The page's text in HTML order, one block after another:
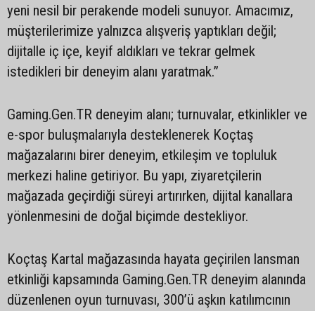
yeni nesil bir perakende modeli sunuyor. Amacımız,
müşterilerimize yalnızca alışveriş yaptıkları değil;
dijitalle iç içe, keyif aldıkları ve tekrar gelmek
istedikleri bir deneyim alanı yaratmak.”
Gaming.Gen.TR deneyim alanı; turnuvalar, etkinlikler ve
e-spor buluşmalarıyla desteklenerek Koçtaş
mağazalarını birer deneyim, etkileşim ve topluluk
merkezi haline getiriyor. Bu yapı, ziyaretçilerin
mağazada geçirdiği süreyi artırırken, dijital kanallara
yönlenmesini de doğal biçimde destekliyor.
Koçtaş Kartal mağazasında hayata geçirilen lansman
etkinliği kapsamında Gaming.Gen.TR deneyim alanında
düzenlenen oyun turnuvası, 300’ü aşkın katılımcının